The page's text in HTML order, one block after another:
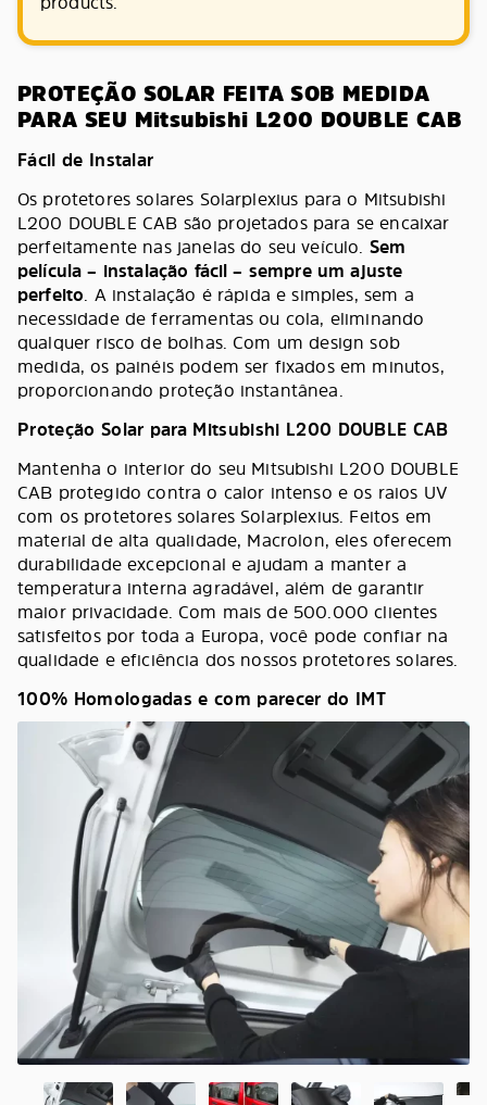
PROTEÇÃO SOLAR FEITA SOB MEDIDA
PARA SEU Mitsubishi L200 DOUBLE CAB
Fácil de Instalar
Os protetores solares Solarplexius para o Mitsubishi
L200 DOUBLE CAB são projetados para se encaixar
perfeitamente nas janelas do seu veículo. Sem
película – instalação fácil – sempre um ajuste
perfeito. A instalação é rápida e simples, sem a
necessidade de ferramentas ou cola, eliminando
qualquer risco de bolhas. Com um design sob
medida, os painéis podem ser fixados em minutos,
proporcionando proteção instantânea.
Proteção Solar para Mitsubishi L200 DOUBLE CAB
Mantenha o interior do seu Mitsubishi L200 DOUBLE
CAB protegido contra o calor intenso e os raios UV
com os protetores solares Solarplexius. Feitos em
material de alta qualidade, Macrolon, eles oferecem
durabilidade excepcional e ajudam a manter a
temperatura interna agradável, além de garantir
maior privacidade. Com mais de 500.000 clientes
satisfeitos por toda a Europa, você pode confiar na
qualidade e eficiência dos nossos protetores solares.
100% Homologadas e com parecer do IMT